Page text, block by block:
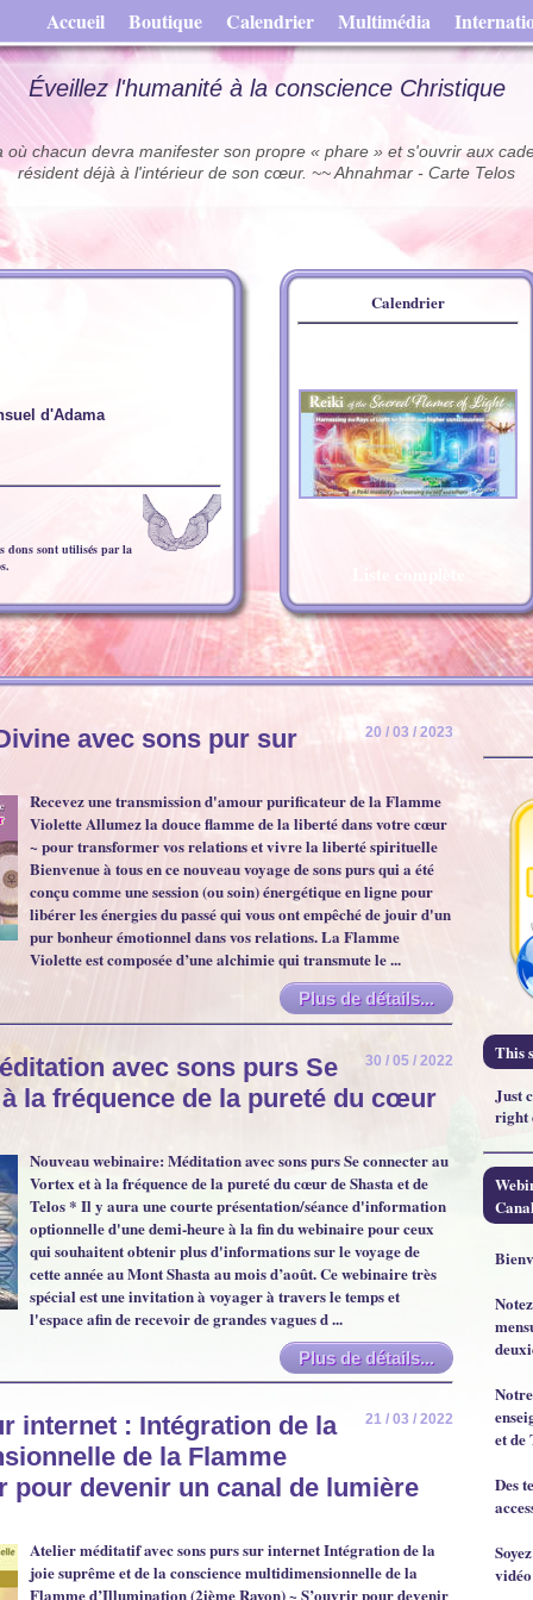
Accueil Boutique Calendrier Multimédia
Éveillez l'humanité à la conscience Christique
où chacun devra manifester son propre « phare » et s'ouvrir aux
résident déjà à l'intérieur de son cœur. ~~ Ahnahmar - Carte Telos
d'Adama
dons sont utilisés par la
Calendrier
20 / 03 / 2023
avec sons pur sur
Recevez une transmission d'amour purificateur de la Flamme
Violette Allumez la douce flamme de la liberté dans votre cœur
~ pour transformer vos relations et vivre la liberté spirituelle
Bienvenue à tous en ce nouveau voyage de sons purs qui a été
conçu comme une session (ou soin) énergétique en ligne pour
libérer les énergies du passé qui vous ont empêché de jouir d'un
pur bonheur émotionnel dans vos relations. La Flamme
Violette est composée d’une alchimie qui transmute le ...
Plus de détails...
30 / 05 / 2022
avec sons purs Se
la fréquence de la pureté du cœur
Nouveau webinaire: Méditation avec sons purs Se connecter au
Vortex et à la fréquence de la pureté du cœur de Shasta et de
Telos * Il y aura une courte présentation/séance d'information
optionnelle d'une demi-heure à la fin du webinaire pour ceux
qui souhaitent obtenir plus d'informations sur le voyage de
cette année au Mont Shasta au mois d’août. Ce webinaire très
spécial est une invitation à voyager à travers le temps et
l'espace afin de recevoir de grandes vagues d ...
Plus de détails...
21 / 03 / 2022
internet : Intégration de la
de la Flamme
pour devenir un canal de lumière
Atelier méditatif avec sons purs sur internet Intégration de la
joie suprême et de la conscience multidimensionnelle de la
Flamme d’Illumination (2ième Rayon) ~ S’ouvrir pour devenir
This
Just
right
et de
Des